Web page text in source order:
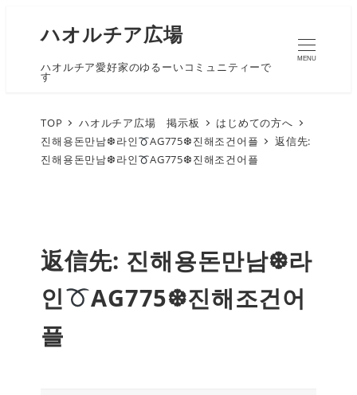
ハオルチア広場
ハオルチア愛好家のゆるーいコミュニティーで
す
MENU
TOP ハオルチア広場 掲示板
はじめての方へ
진해용돈만남❆라인
AG775❆진해조건어플
返信先:
진해용돈만남❆라인
AG775❆진해조건어플
返信先: 진해용돈만남❆라
인
AG775❆진해조건어
플